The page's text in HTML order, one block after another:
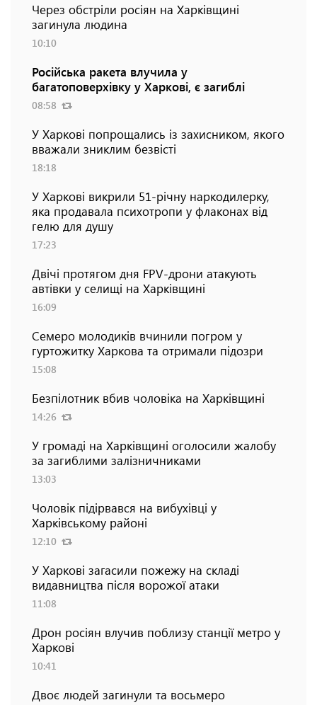
Через обстріли росіян на Харківщині
загинула людина
10:10
Російська ракета влучила у
багатоповерхівку у Харкові, є загиблі
08:58
У Харкові попрощались із захисником, якого
вважали зниклим безвісті
18:18
У Харкові викрили 51-річну наркодилерку,
яка продавала психотропи у флаконах від
гелю для душу
17:23
Двічі протягом дня FPV-дрони атакують
автівки у селищі на Харківщині
16:09
Семеро молодиків вчинили погром у
гуртожитку Харкова та отримали підозри
15:08
Безпілотник вбив чоловіка на Харківщині
14:26
У громаді на Харківщині оголосили жалобу
за загиблими залізничниками
13:03
Чоловік підірвався на вибухівці у
Харківському районі
12:10
У Харкові загасили пожежу на складі
видавництва після ворожої атаки
11:08
Дрон росіян влучив поблизу станції метро у
Харкові
10:41
Двоє людей загинули та восьмеро